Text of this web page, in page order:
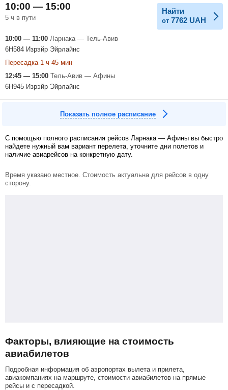
10:00 — 15:00
5 ч в пути
Найти
от 7762 UAH
10:00 — 11:00 Ларнака — Тель-Авив
6H584 Изрэйр Эйрлайнc
Пересадка 1 ч 45 мин
12:45 — 15:00 Тель-Авив — Афины
6H945 Изрэйр Эйрлайнc
Показать полное расписание
С помощью полного расписания рейсов Ларнака — Афины вы быстро
найдете нужный вам вариант перелета, уточните дни полетов и
наличие авиарейсов на конкретную дату.
Время указано местное. Стоимость актуальна для рейсов в одну
сторону.
Факторы, влияющие на стоимость
авиабилетов
Подробная информация об аэропортах вылета и прилета,
авиакомпаниях на маршруте, стоимости авиабилетов на прямые
рейсы и с пересадкой.